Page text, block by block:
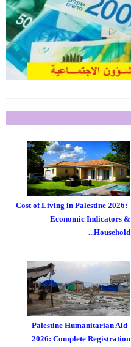
Cost of Living in Palestine 2026:
Economic Indicators &
Household...
Palestine Humanitarian Aid
2026: Complete Registration